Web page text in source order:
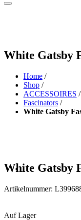
White Gatsby
Home /
Shop /
ACCESSOIRES /
Fascinators /
White Gatsby
White Gatsby
Artikelnummer:
Auf Lager